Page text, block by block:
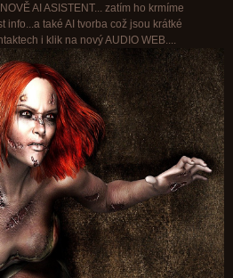
AI ASISTENT... zatím ho krmíme
info...a také AI tvorba což jsou krátké
i klik na nový AUDIO WEB....